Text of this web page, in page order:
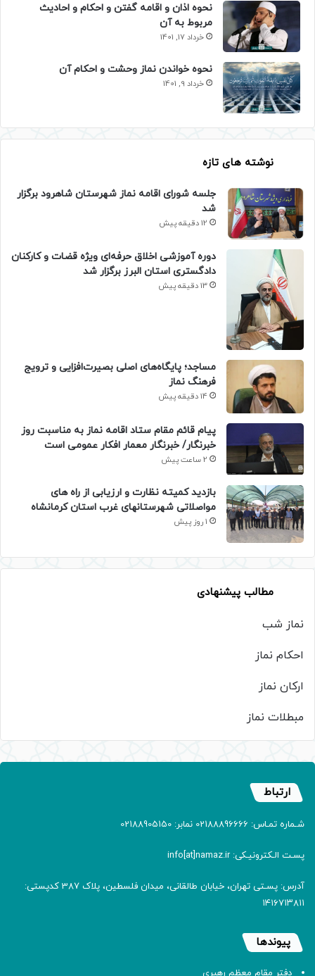
نحوه اذان و اقامه گفتن و احکام و احادیث
مربوط به آن
خرداد 17, 1401
نحوه خواندن نماز وحشت و احکام آن
خرداد 9, 1401
نوشته های تازه
جلسه شورای اقامه نماز شهرستان شاهرود برگزار
شد
12 دقیقه پیش
دوره آموزشی اخلاق حرفه‌ای ویژه قضات و کارکنان
دادگستری استان البرز برگزار شد
13 دقیقه پیش
​مساجد؛ پایگاه‌های اصلی بصیرت‌افزایی و ترویج
فرهنگ نماز
14 دقیقه پیش
پیام قائم مقام ستاد اقامه نماز به مناسبت روز
خبرنگار/ خبرنگار معمار افکار عمومی است
2 ساعت پیش
بازدید کمیته نظارت و ارزیابی از راه های
مواصلاتی شهرستانهای غرب استان کرمانشاه
1 روز پیش
مطالب پیشنهادی
نماز شب
احکام نماز
ارکان نماز
مبطلات نماز
ارتباط
شـماره تمـاس: 02188896666 نمابر: 02188905150
پسـت الـکترونیـکی: info[at]namaz.ir
آدرس: پسـتی تهران، خیابان طالقانی، میدان فلسطین، پلاک 387 کدپستی:
۱۴۱۶۷۱۳۸۱۱
پیوندها
دفتر مقام معظم رهبری